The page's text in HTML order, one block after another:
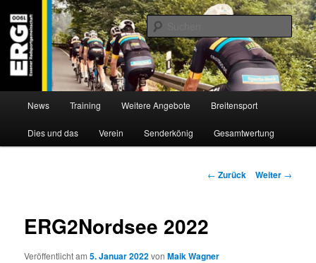
Inhalt
wechseln
ERG 1900 e.V
Willkommen bei der Essener Radsportgemeinschaft
News Training Weitere Angebote Breitensport
Dies und das Verein Senderkönig Gesamtwertung
Beitragsnavigation
← Zurück Weiter →
ERG2Nordsee 2022
Veröffentlicht am5. Januar 2022vonMaik Wagner